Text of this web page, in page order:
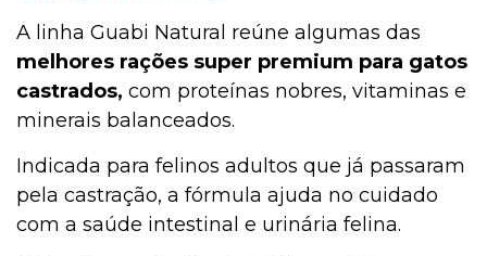
A linha Guabi Natural reúne algumas das
melhores rações super premium para gatos
castrados, com proteínas nobres, vitaminas e
minerais balanceados.
Indicada para felinos adultos que já passaram
pela castração, a fórmula ajuda no cuidado
com a saúde intestinal e urinária felina.